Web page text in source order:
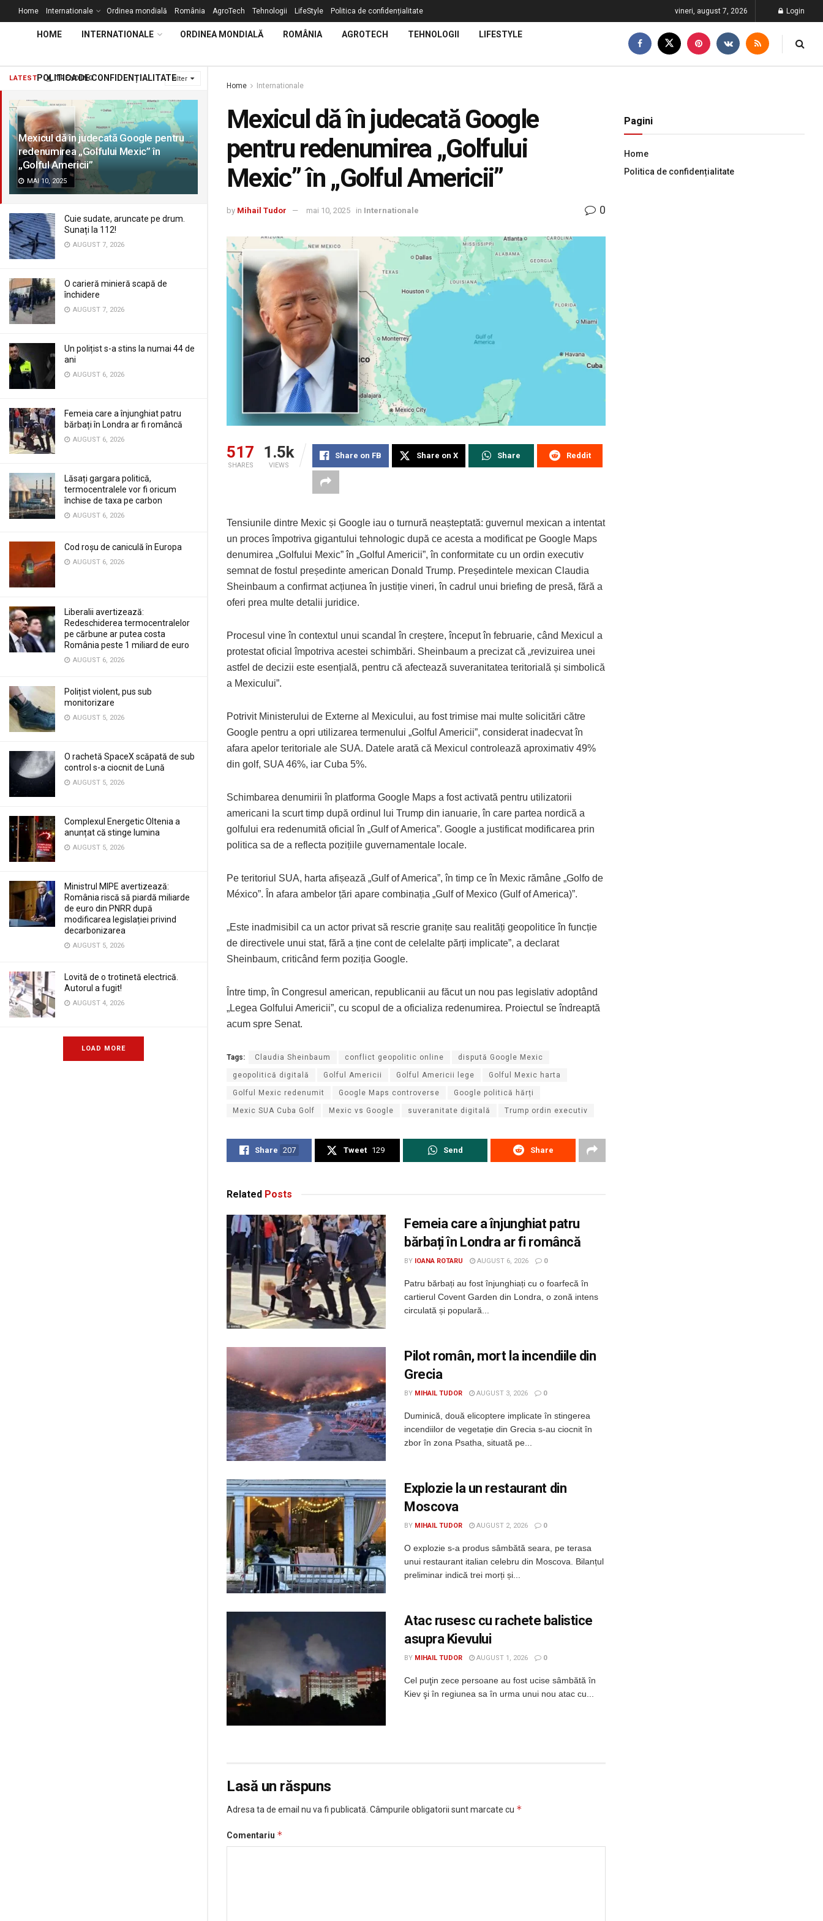
LATEST TRENDING Filter
Mexicul dă în judecată Google pentru
redenumirea „Golfului Mexic” în
„Golful Americii”
MAI 10, 2025
Cuie sudate, aruncate pe drum.
Sunați la 112!
AUGUST 7, 2026
O carieră minieră scapă de
închidere
AUGUST 7, 2026
Un polițist s-a stins la numai 44 de
ani
AUGUST 6, 2026
Femeia care a înjunghiat patru
bărbați în Londra ar fi româncă
AUGUST 6, 2026
Lăsați gargara politică,
termocentralele vor fi oricum
închise de taxa pe carbon
AUGUST 6, 2026
Cod roșu de caniculă în Europa
AUGUST 6, 2026
Liberalii avertizează:
Redeschiderea termocentralelor
pe cărbune ar putea costa
România peste 1 miliard de euro
AUGUST 6, 2026
Polițist violent, pus sub
monitorizare
AUGUST 5, 2026
O rachetă SpaceX scăpată de sub
control s-a ciocnit de Lună
AUGUST 5, 2026
Complexul Energetic Oltenia a
anunțat că stinge lumina
AUGUST 5, 2026
Ministrul MIPE avertizează:
România riscă să piardă miliarde
de euro din PNRR după
modificarea legislației privind
decarbonizarea
AUGUST 5, 2026
Lovită de o trotinetă electrică.
Autorul a fugit!
AUGUST 4, 2026
LOAD MORE
Home Internationale Ordinea mondială România AgroTech Tehnologii LifeStyle Politica de confidențialitate vineri, august 7, 2026 Login
HOME INTERNATIONALE ORDINEA MONDIALĂ ROMÂNIA AGROTECH TEHNOLOGII LIFESTYLE
POLITICA DE CONFIDENȚIALITATE
Home Internationale
Mexicul dă în judecată Google
pentru redenumirea „Golfului
Mexic” în „Golful Americii”
by Mihail Tudor mai 10, 2025 in Internationale 0
517
SHARES
1.5k
VIEWS
Share on FB Share on X Share Reddit
Tensiunile dintre Mexic și Google iau o turnură neașteptată: guvernul mexican a intentat
un proces împotriva gigantului tehnologic după ce acesta a modificat pe Google Maps
denumirea „Golfului Mexic” în „Golful Americii”, în conformitate cu un ordin executiv
semnat de fostul președinte american Donald Trump. Președintele mexican Claudia
Sheinbaum a confirmat acțiunea în justiție vineri, în cadrul unui briefing de presă, fără a
oferi prea multe detalii juridice.
Procesul vine în contextul unui scandal în creștere, început în februarie, când Mexicul a
protestat oficial împotriva acestei schimbări. Sheinbaum a precizat că „revizuirea unei
astfel de decizii este esențială, pentru că afectează suveranitatea teritorială și simbolică
a Mexicului”.
Potrivit Ministerului de Externe al Mexicului, au fost trimise mai multe solicitări către
Google pentru a opri utilizarea termenului „Golful Americii”, considerat inadecvat în
afara apelor teritoriale ale SUA. Datele arată că Mexicul controlează aproximativ 49%
din golf, SUA 46%, iar Cuba 5%.
Schimbarea denumirii în platforma Google Maps a fost activată pentru utilizatorii
americani la scurt timp după ordinul lui Trump din ianuarie, în care partea nordică a
golfului era redenumită oficial în „Gulf of America”. Google a justificat modificarea prin
politica sa de a reflecta pozițiile guvernamentale locale.
Pe teritoriul SUA, harta afișează „Gulf of America”, în timp ce în Mexic rămâne „Golfo de
México”. În afara ambelor țări apare combinația „Gulf of Mexico (Gulf of America)”.
„Este inadmisibil ca un actor privat să rescrie granițe sau realități geopolitice în funcție
de directivele unui stat, fără a ține cont de celelalte părți implicate”, a declarat
Sheinbaum, criticând ferm poziția Google.
Între timp, în Congresul american, republicanii au făcut un nou pas legislativ adoptând
„Legea Golfului Americii”, cu scopul de a oficializa redenumirea. Proiectul se îndreaptă
acum spre Senat.
Tags: Claudia Sheinbaum conflict geopolitic online dispută Google Mexic
geopolitică digitală Golful Americii Golful Americii lege Golful Mexic harta
Golful Mexic redenumit Google Maps controverse Google politică hărți
Mexic SUA Cuba Golf Mexic vs Google suveranitate digitală Trump ordin executiv
Share 207 Tweet 129 Send Share
Related Posts
Femeia care a înjunghiat patru
bărbați în Londra ar fi româncă
BY IOANA ROTARU AUGUST 6, 2026 0
Patru bărbați au fost înjunghiați cu o foarfecă în
cartierul Covent Garden din Londra, o zonă intens
circulată și populară...
Pilot român, mort la incendiile din
Grecia
BY MIHAIL TUDOR AUGUST 3, 2026 0
Duminică, două elicoptere implicate în stingerea
incendiilor de vegetație din Grecia s-au ciocnit în
zbor în zona Psatha, situată pe...
Explozie la un restaurant din
Moscova
BY MIHAIL TUDOR AUGUST 2, 2026 0
O explozie s-a produs sâmbătă seara, pe terasa
unui restaurant italian celebru din Moscova. Bilanțul
preliminar indică trei morți și...
Atac rusesc cu rachete balistice
asupra Kievului
BY MIHAIL TUDOR AUGUST 1, 2026 0
Cel puţin zece persoane au fost ucise sâmbătă în
Kiev şi în regiunea sa în urma unui nou atac cu...
Lasă un răspuns
Adresa ta de email nu va fi publicată. Câmpurile obligatorii sunt marcate cu *
Comentariu *
Pagini
Home
Politica de confidențialitate